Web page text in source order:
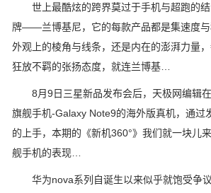
世上最酷炫的跨界莫过于手机与超跑的结
牌——兰博基尼，它的每款产品都是集速度与
外观上的棱角与线条，还是内在的澎湃力量，
狂放不羁的张扬态度，就连兰博基…
8月9日三星新品发布会后，天极网编辑在
旗舰手机-Galaxy Note9的海外版真机，通过
的上手，本期的《新机360°》我们就一块儿
舰手机的表现…
华为nova系列自诞生以来似乎就饱受争